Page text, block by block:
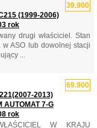
39.900
(1999-2006)
rok
drugi właściciel. Stan
ASO lub dowolnej stacji
...
69.900
2013)
AUTOMAT 7-G
rok
W KRAJU